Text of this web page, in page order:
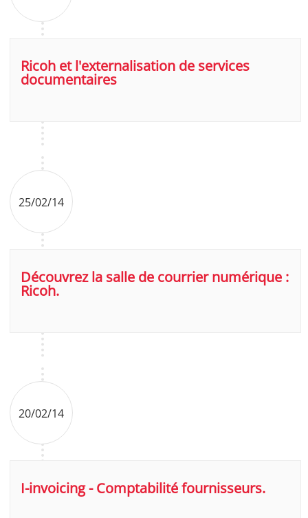
Ricoh et l'externalisation de services
documentaires
25/02/14
Découvrez la salle de courrier numérique :
Ricoh.
20/02/14
I-invoicing - Comptabilité fournisseurs.